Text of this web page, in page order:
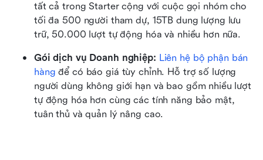
tất cả trong Starter cộng với cuộc gọi nhóm cho
tối đa 500 người tham dự, 15TB dung lượng lưu
trữ, 50.000 lượt tự động hóa và nhiều hơn nữa.
Gói dịch vụ Doanh nghiệp: Liên hệ bộ phận bán
hàng để có báo giá tùy chỉnh. Hỗ trợ số lượng
người dùng không giới hạn và bao gồm nhiều lượt
tự động hóa hơn cùng các tính năng bảo mật,
tuân thủ và quản lý nâng cao.